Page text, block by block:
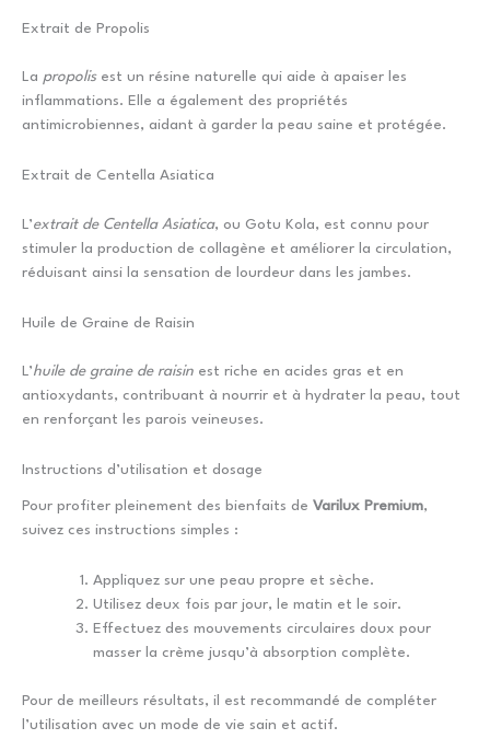
Extrait de Propolis
La propolisest un résine naturelle qui aide à apaiser les
inflammations. Elle a également des propriétés
antimicrobiennes, aidant à garder la peau saine et protégée.
Extrait de Centella Asiatica
L’extrait de Centella Asiatica, ou Gotu Kola, est connu pour
stimuler la production de collagène et améliorer la circulation,
réduisant ainsi la sensation de lourdeur dans les jambes.
Huile de Graine de Raisin
L’huile de graine de raisin est riche en acides gras et en
antioxydants, contribuant à nourrir et à hydrater la peau, tout
en renforçant les parois veineuses.
Instructions d’utilisation et dosage
Pour profiter pleinement des bienfaits de Varilux Premium,
suivez ces instructions simples :
Appliquez sur une peau propre et sèche.
Utilisez deux fois par jour, le matin et le soir.
Effectuez des mouvements circulaires doux pour
masser la crème jusqu’à absorption complète.
Pour de meilleurs résultats, il est recommandé de compléter
l’utilisation avec un mode de vie sain et actif.